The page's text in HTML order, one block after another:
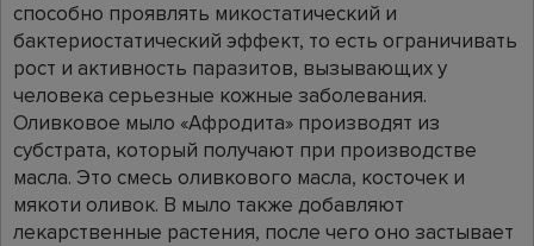
способно проявлять микостатический и
бактериостатический эффект, то есть ограничивать
рост и активность паразитов, вызывающих у
человека серьезные кожные заболевания.
Оливковое мыло «Афродита» производят из
субстрата, который получают при производстве
масла. Это смесь оливкового масла, косточек и
мякоти оливок. В мыло также добавляют
лекарственные растения, после чего оно застывает